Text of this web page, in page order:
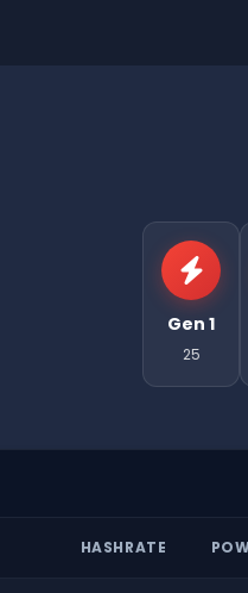
Gen 1
25
HASHRATE